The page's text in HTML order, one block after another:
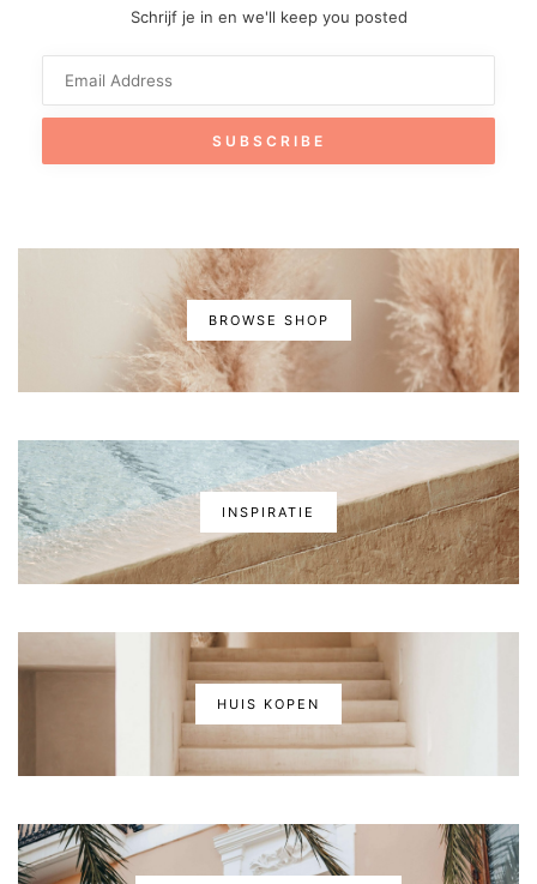
Schrijf je in en we'll keep you posted
BROWSE SHOP
INSPIRATIE
HUIS KOPEN